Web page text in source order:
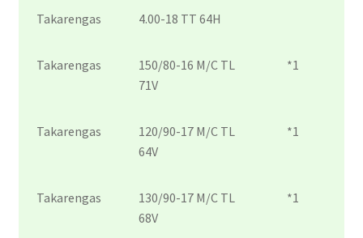
Takarengas 4.00-18 TT 64H
Takarengas
150/80-16 M/C TL
71V
*1
Takarengas
120/90-17 M/C TL
64V
*1
Takarengas
130/90-17 M/C TL
68V
*1